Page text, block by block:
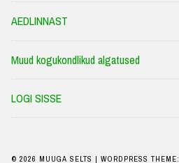
AEDLINNAST
Muud kogukondlikud algatused
LOGI SISSE
© 2026 MUUGA SELTS | WORDPRESS THEME: